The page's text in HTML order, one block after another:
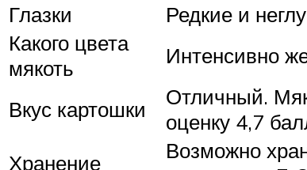
Глазки
Редкие и
Какого цвета
мякоть
Интенсивно
Вкус картошки
Отличный.
оценку 4,7
Хранение
Возможно